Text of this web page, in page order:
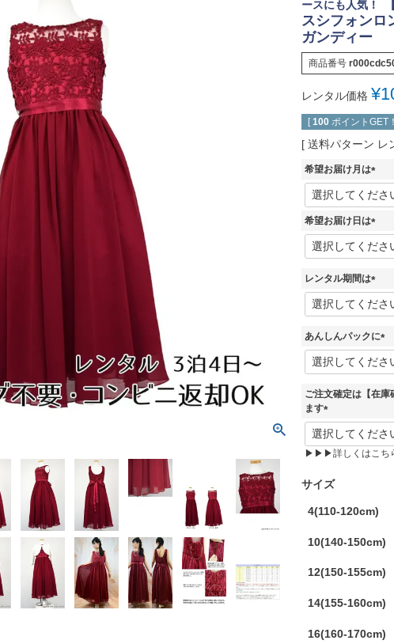
ースにも人気！
スシフォンロ
ガンディー
商品番号
レンタル価格 ¥
[ 100 ポイントGET
送料パターン レ
希望お届け月は
(
必
希望お届け日は
(
必
)
レンタル期間は
(
必
)
あんしんパックに
(
必
)
ご注文確定は【在庫
ます
(
必
須
▶▶▶詳しくはこ
サイズ
4(110-120cm)
10(140-150cm)
12(150-155cm)
14(155-160cm)
16(160-170cm)